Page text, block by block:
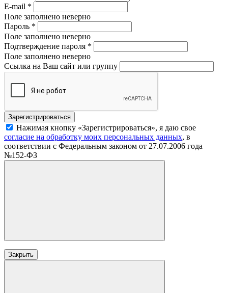
E-mail *
Поле заполнено неверно
Пароль *
Поле заполнено неверно
Подтверждение пароля *
Поле заполнено неверно
Ссылка на Ваш сайт или группу
Нажимая кнопку «Зарегистрироваться», я даю свое
согласие на обработку моих персональных данных, в
соответствии с Федеральным законом от 27.07.2006 года
№152-ФЗ
Закрыть